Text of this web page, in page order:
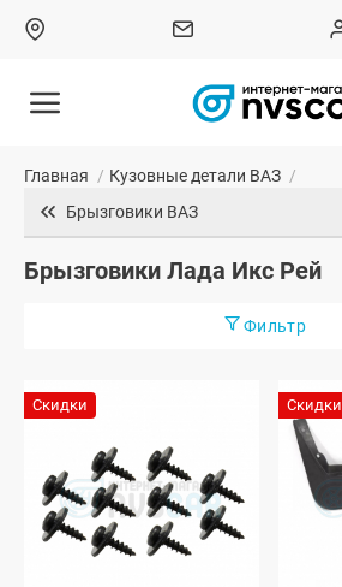
Главная / Кузовные детали ВАЗ /
Брызговики ВАЗ
Брызговики Лада Икс Рей
Фильтр
Скидки Скидки